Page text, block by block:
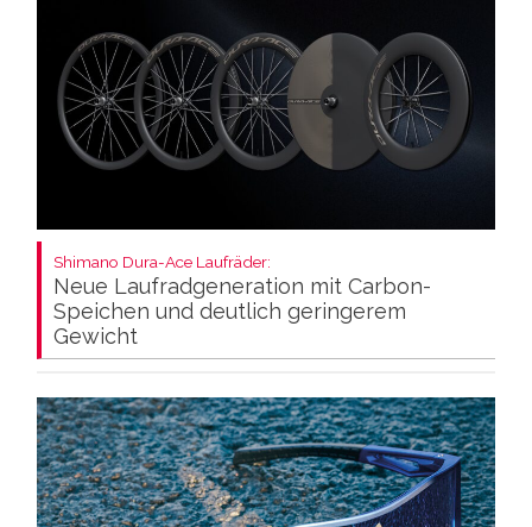
Shimano Dura-Ace Laufräder:
Neue Laufradgeneration mit Carbon-
Speichen und deutlich geringerem
Gewicht